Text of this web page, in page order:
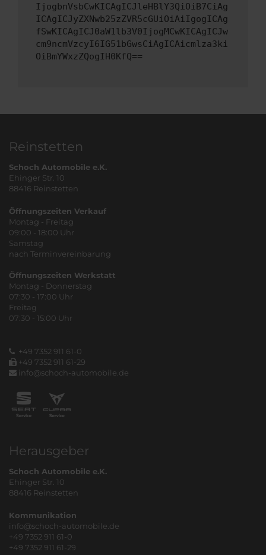
IjogbnVsbCwKICAgICJleHBlY3QiOiB7CiAg
ICAgICJyZXNwb25zZVR5cGUiOiAiIgogICAg
fSwKICAgICJ0aW1lb3V0IjogMCwKICAgICJw
cm9ncmVzcyI6IG51bGwsCiAgICAicmlza3ki
OiBmYWxzZQogIH0KfQ==
Reinstetten
Schoch Automobile e.K.
Ehinger Str. 10
88416 Reinstetten
Öffnungszeiten Verkauf
Montag - Freitag
09:00 - 18:00 Uhr
Samstag
nach Terminvereinbarung
Öffnungszeiten Werkstatt
Montag - Donnerstag
07:30 - 17:00 Uhr
Freitag
07:30 - 15:00 Uhr
+49 7352 911 61-0
+49 7352 911 61-29
info@schoch-automobile.de
Herausgeber
Schoch Automobile e.K.
Ehinger Str. 10
88416 Reinstetten
Kommunikation
info@schoch-automobile.de
+49 7352 911 61-0
+49 7352 911 61-29